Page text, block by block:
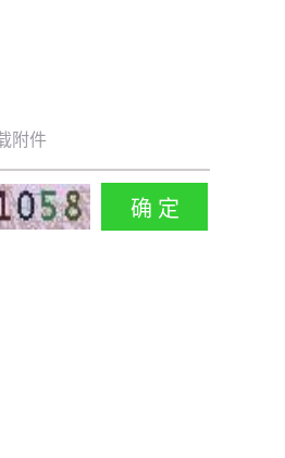
附件